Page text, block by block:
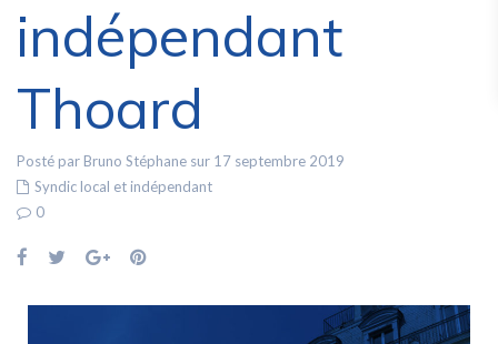
indépendant
Thoard
Posté par Bruno Stéphane sur 17 septembre 2019
Syndic local et indépendant
0